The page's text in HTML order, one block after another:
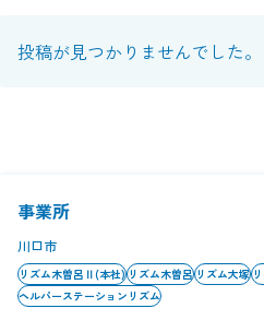
投稿が見つかりませんでした。
事業所
川口市
リズム木曽呂Ⅱ(本社)リズム木曽呂リズム大塚
ヘルパーステーションリズム